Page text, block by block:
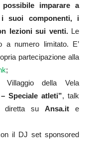
possibile imparare a
suoi componenti, i
lezioni sui venti. Le
a numero limitato. E’
partecipazione alla
;
della Vela
Speciale atleti”, talk
diretta su Ansa.it e
il DJ set sponsored